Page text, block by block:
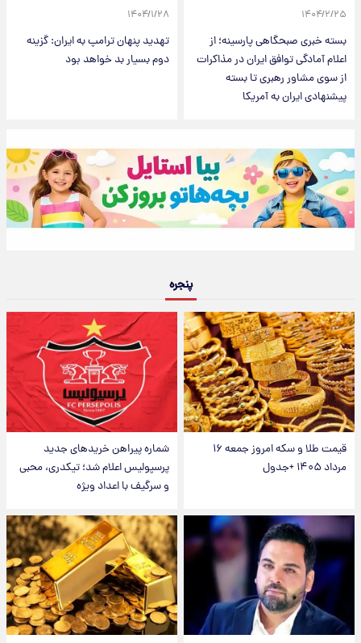
۱۴۰۴/۲/۲۵
بسته خبری صبحگاهی پارسینه؛ از
اعلام آمادگی توافق ایران در مذاکرات
از سوی مشاور رهبری تا بسته
پیشنهادی ایران به آمریکا
۱۴۰۴/۱/۲۸
تهدید پنهان ترامپ به ایران: گزینه
دوم بسیار بد خواهد بود
پنجره
قیمت طلا و سکه امروز جمعه ۱۶
مرداد ۱۴۰۵ +جدول
شماره پیراهن خریدهای جدید
پرسپولیس اعلام شد؛ تیکدری، محبی
و سرگیف با اعداد ویژه